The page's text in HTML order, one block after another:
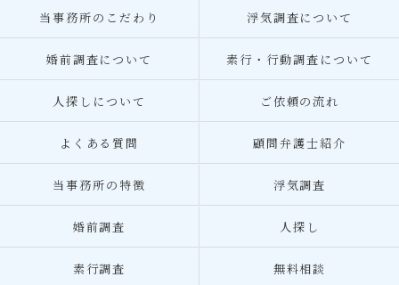
当事務所のこだわり 浮気調査について
婚前調査について 素行・行動調査について
人探しについて ご依頼の流れ
よくある質問 顧問弁護士紹介
当事務所の特徴 浮気調査
婚前調査 人探し
素行調査 無料相談